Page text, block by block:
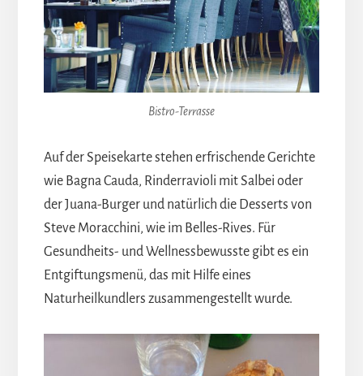
Bistro-Terrasse
Auf der Speisekarte stehen erfrischende Gerichte
wie Bagna Cauda, Rinderravioli mit Salbei oder
der Juana-Burger und natürlich die Desserts von
Steve Moracchini, wie im Belles-Rives. Für
Gesundheits- und Wellnessbewusste gibt es ein
Entgiftungsmenü, das mit Hilfe eines
Naturheilkundlers zusammengestellt wurde.